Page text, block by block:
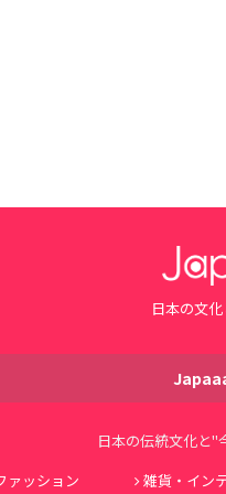
日本の文化
日本の伝統文化と"
ァッション 雑貨・イン